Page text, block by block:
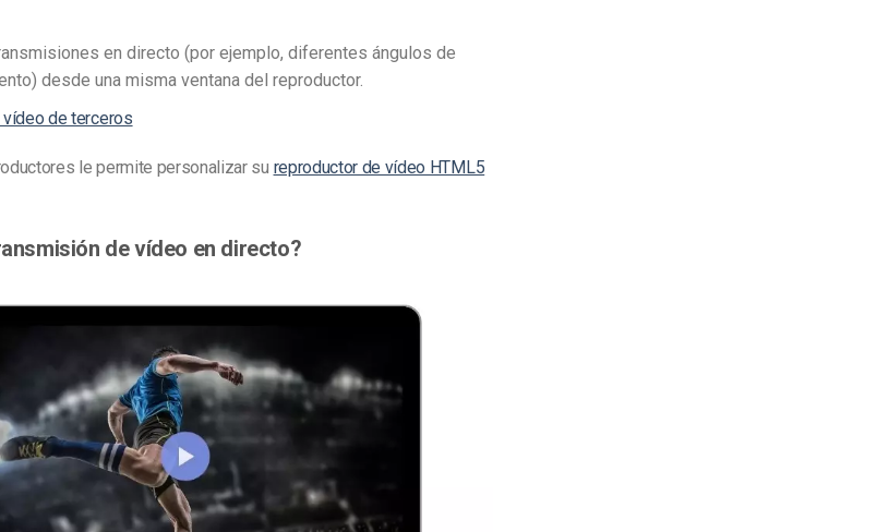
en directo (por ejemplo, diferentes ángulos de
desde una misma ventana del reproductor.
de terceros
le permite personalizar su reproductor de vídeo HTML5
de vídeo en directo?